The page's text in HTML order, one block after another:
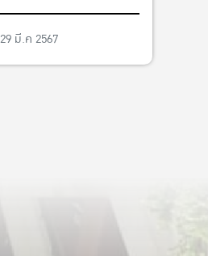
น ประจำปี 2567ประเภทผู้
อสังคูม
29 มี.ค 2567